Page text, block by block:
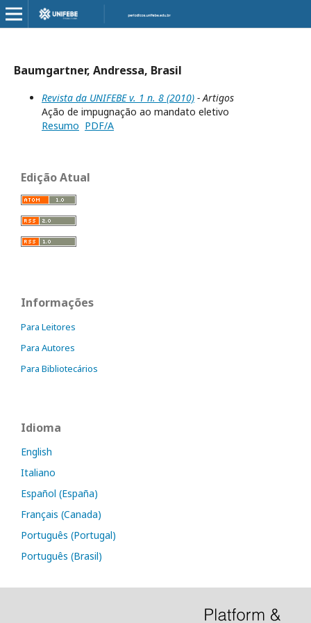
Baumgartner, Andressa, Brasil
Revista da UNIFEBE v. 1 n. 8 (2010) - Artigos
Ação de impugnação ao mandato eletivo
Resumo PDF/A
Edição Atual
Informações
Para Leitores
Para Autores
Para Bibliotecários
Idioma
English
Italiano
Español (España)
Français (Canada)
Português (Portugal)
Português (Brasil)